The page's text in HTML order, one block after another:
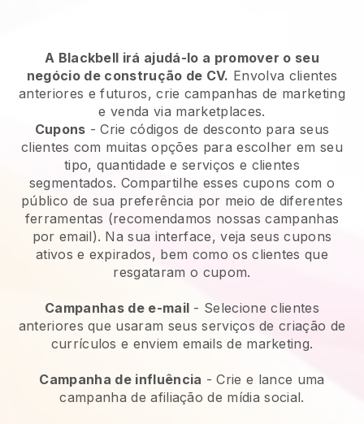
A Blackbell irá ajudá-lo a promover o seu
negócio de construção de CV. Envolva clientes
anteriores e futuros, crie campanhas de marketing
e venda via marketplaces.
Cupons - Crie códigos de desconto para seus
clientes com muitas opções para escolher em seu
tipo, quantidade e serviços e clientes
segmentados. Compartilhe esses cupons com o
público de sua preferência por meio de diferentes
ferramentas (recomendamos nossas campanhas
por email). Na sua interface, veja seus cupons
ativos e expirados, bem como os clientes que
resgataram o cupom.
Campanhas de e-mail - Selecione clientes
anteriores que usaram seus serviços de criação de
currículos e enviem emails de marketing.
Campanha de influência - Crie e lance uma
campanha de afiliação de mídia social.